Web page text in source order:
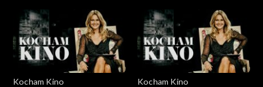
08.01.2008
Kocham Kino
Kocham Kino